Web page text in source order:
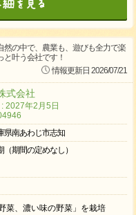
然の中で、農業も、遊びも全力で楽
叶う会社です！
情報更新日 2026/07/21
式会社
2027年2月5日
県南あわじ市志知
（期間の定めなし）
菜、濃い味の野菜」を栽培